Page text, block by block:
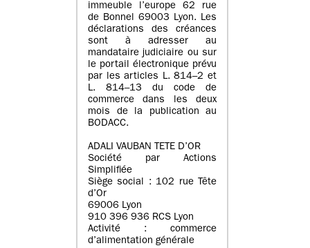
immeuble l’europe 62 rue
de Bonnel 69003 Lyon. Les
déclarations des créances
sont à adresser au
mandataire judiciaire ou sur
le portail électronique prévu
par les articles L. 814–2 et
L. 814–13 du code de
commerce dans les deux
mois de la publication au
BODACC.
ADALI VAUBAN TETE D’OR
Société par Actions
Simplifiée
Siège social : 102 rue Tête
d’Or
69006 Lyon
910 396 936 RCS Lyon
Activité : commerce
d’alimentation générale